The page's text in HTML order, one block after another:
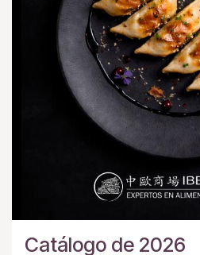
Catálogo de 2026